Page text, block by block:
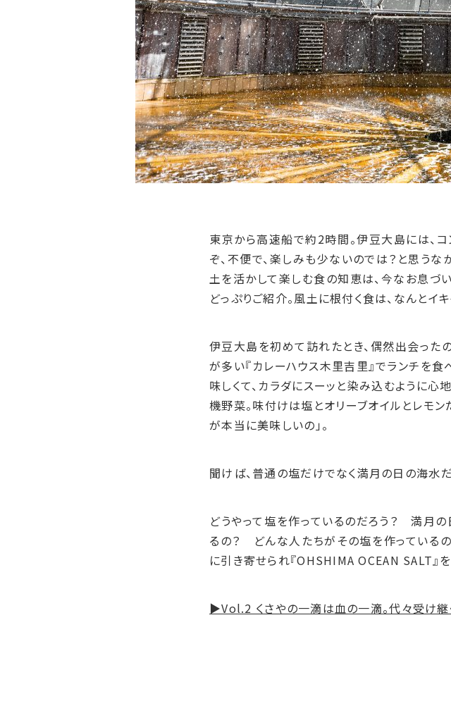
東京から高速船で約2時間。伊豆大島には、コ
ぞ、不便で、楽しみも少ないのでは？と思うな
土を活かして楽しむ食の知恵は、今なお息づ
どっぷりご紹介。風土に根付く食は、なんとイ
伊豆大島を初めて訪れたとき、偶然出会った
が多い『カレーハウス木里吉里』でランチを
味しくて、カラダにスーッと染み込むように心
機野菜。味付けは塩とオリーブオイルとレモン
が本当に美味しいの」。
聞けば、普通の塩だけでなく満月の日の海水
どうやって塩を作っているのだろう？ 満月
るの？ どんな人たちがその塩を作っている
に引き寄せられ『OHSHIMA OCEAN SALT』を
▶Vol.2 くさやの一滴は血の一滴。代々受け継